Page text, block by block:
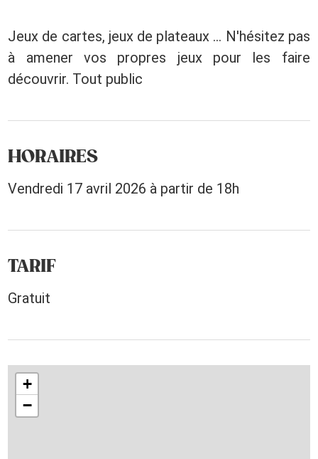
Jeux de cartes, jeux de plateaux ... N'hésitez pas
à amener vos propres jeux pour les faire
découvrir. Tout public
HORAIRES
Vendredi 17 avril 2026 à partir de 18h
TARIF
Gratuit
+
−